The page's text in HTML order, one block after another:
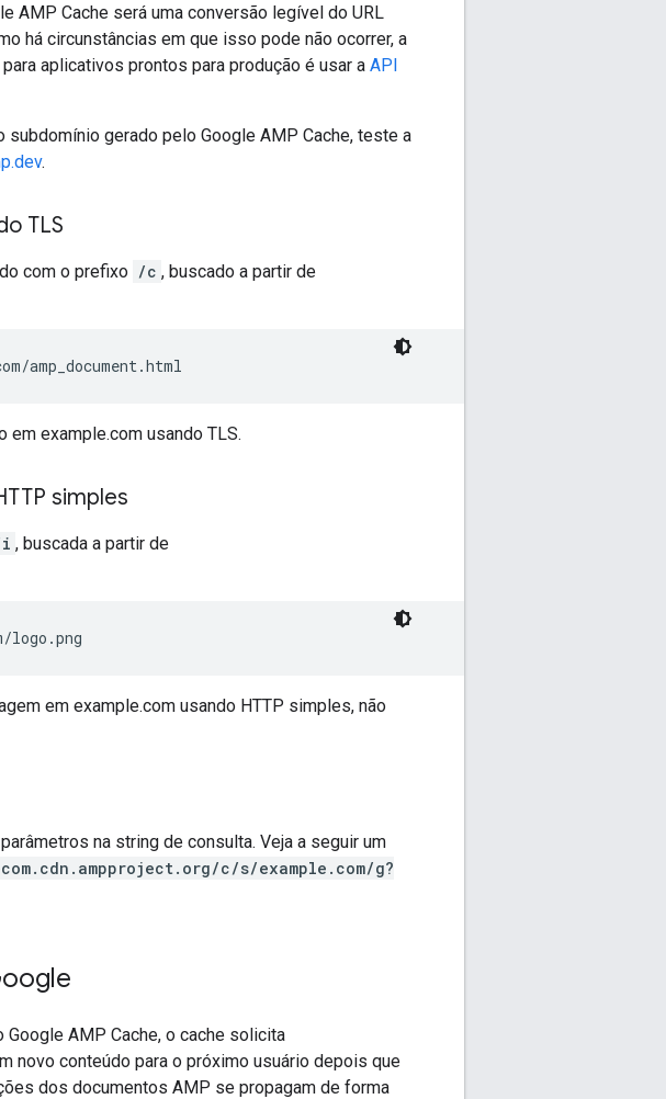
AMP Cache será uma conversão legível do URL
há circunstâncias em que isso pode não ocorrer, a
aplicativos prontos para produção é usar a API
subdomínio gerado pelo Google AMP Cache, teste a
.
TLS
com o prefixo /c , buscado a partir de
amp_document.html
em example.com usando TLS.
simples
, buscada a partir de
logo.png
em example.com usando HTTP simples, não
na string de consulta. Veja a seguir um
c/s/example.com/g?
AMP Cache, o cache solicita
novo conteúdo para o próximo usuário depois que
dos documentos AMP se propagam de forma